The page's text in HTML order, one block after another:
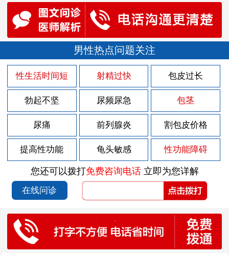
男性热点问题关注
性生活时间短 射精过快 包皮过长
勃起不坚 尿频尿急 包茎
尿痛 前列腺炎 割包皮价格
提高性功能 龟头敏感 性功能障碍
您还可以拨打免费咨询电话立即为您详解
在线问诊